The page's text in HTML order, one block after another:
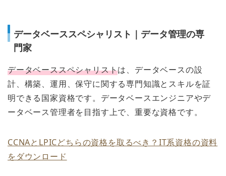
データベーススペシャリスト｜データ管理の専
門家
データベーススペシャリストは、データベースの設
計、構築、運用、保守に関する専門知識とスキルを証
明できる国家資格です。データベースエンジニアやデ
ータベース管理者を目指す上で、重要な資格です。
CCNAとLPICどちらの資格を取るべき？IT系資格の資料
をダウンロード